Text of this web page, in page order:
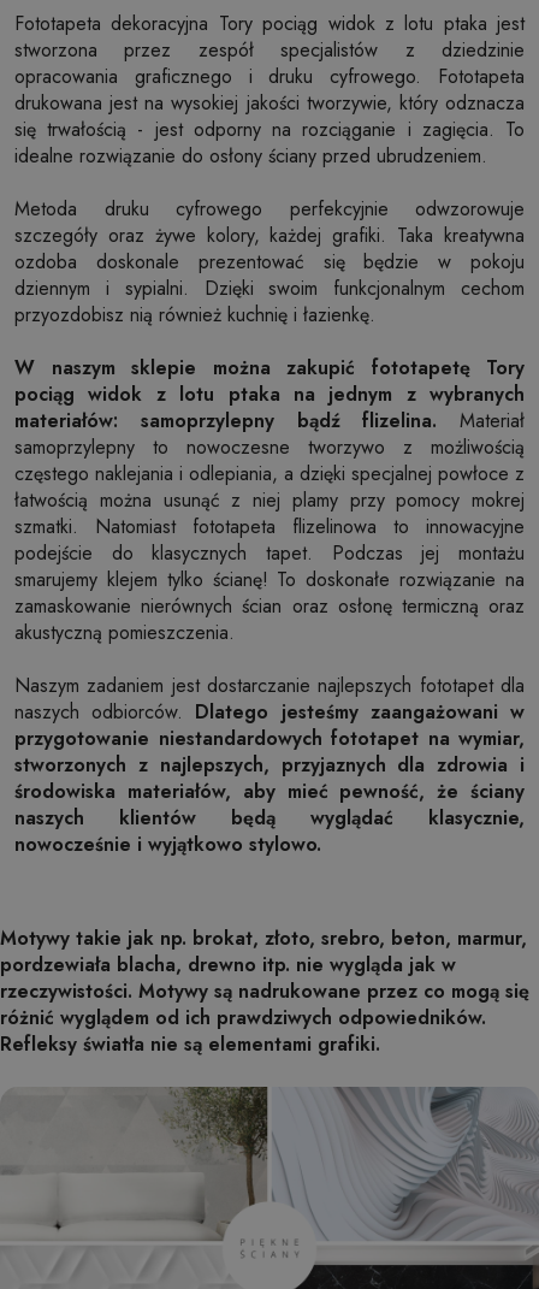
Fototapeta dekoracyjna Tory pociąg widok z lotu ptaka jest
stworzona przez zespół specjalistów z dziedzinie
opracowania graficznego i druku cyfrowego. Fototapeta
drukowana jest na wysokiej jakości tworzywie, który odznacza
się trwałością - jest odporny na rozciąganie i zagięcia. To
idealne rozwiązanie do osłony ściany przed ubrudzeniem.
Metoda druku cyfrowego perfekcyjnie odwzorowuje
szczegóły oraz żywe kolory, każdej grafiki. Taka kreatywna
ozdoba doskonale prezentować się będzie w pokoju
dziennym i sypialni. Dzięki swoim funkcjonalnym cechom
przyozdobisz nią również kuchnię i łazienkę.
W naszym sklepie można zakupić fototapetę Tory
pociąg widok z lotu ptaka na jednym z wybranych
materiałów: samoprzylepny bądź flizelina. Materiał
samoprzylepny to nowoczesne tworzywo z możliwością
częstego naklejania i odlepiania, a dzięki specjalnej powłoce z
łatwością można usunąć z niej plamy przy pomocy mokrej
szmatki. Natomiast fototapeta flizelinowa to innowacyjne
podejście do klasycznych tapet. Podczas jej montażu
smarujemy klejem tylko ścianę! To doskonałe rozwiązanie na
zamaskowanie nierównych ścian oraz osłonę termiczną oraz
akustyczną pomieszczenia.
Naszym zadaniem jest dostarczanie najlepszych fototapet dla
naszych odbiorców. Dlatego jesteśmy zaangażowani w
przygotowanie niestandardowych fototapet na wymiar,
stworzonych z najlepszych, przyjaznych dla zdrowia i
środowiska materiałów, aby mieć pewność, że ściany
naszych klientów będą wyglądać klasycznie,
nowocześnie i wyjątkowo stylowo.
Motywy takie jak np. brokat, złoto, srebro, beton, marmur,
pordzewiała blacha, drewno itp. nie wygląda jak w
rzeczywistości. Motywy są nadrukowane przez co mogą się
różnić wyglądem od ich prawdziwych odpowiedników.
Refleksy światła nie są elementami grafiki.